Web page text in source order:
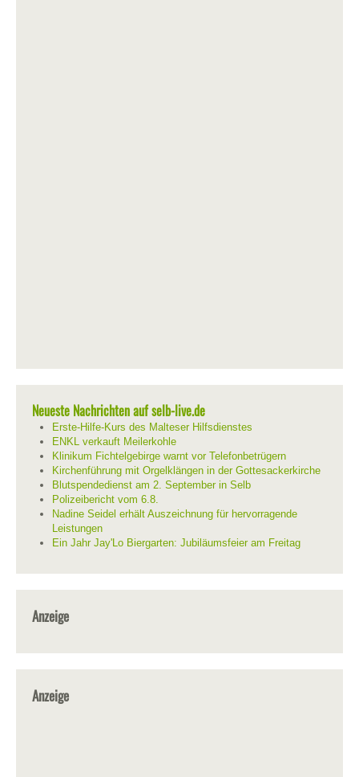
Neueste Nachrichten auf selb-live.de
Erste-Hilfe-Kurs des Malteser Hilfsdienstes
ENKL verkauft Meilerkohle
Klinikum Fichtelgebirge warnt vor Telefonbetrügern
Kirchenführung mit Orgelklängen in der Gottesackerkirche
Blutspendedienst am 2. September in Selb
Polizeibericht vom 6.8.
Nadine Seidel erhält Auszeichnung für hervorragende
Leistungen
Ein Jahr Jay'Lo Biergarten: Jubiläumsfeier am Freitag
Anzeige
Anzeige